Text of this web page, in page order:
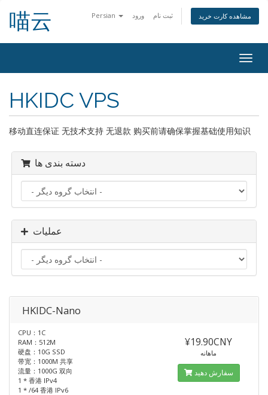
Persian ورود ثبت نام مشاهده کارت خرید 喵云
تغییر
HKIDC VPS
移动直连保证 无技术支持 无退款 购买前请确保掌握基础使用知识
دسته بندی ها
عملیات
HKIDC-Nano
CPU：1C
RAM：512M
硬盘：10G SSD
带宽：1000M 共享
流量：1000G 双向
1 * 香港 IPv4
1 * /64 香港 IPv6
¥19.90CNY
ماهانه
سفارش دهید